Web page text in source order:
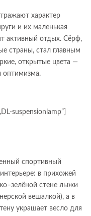
характер
и их маленькая
активный отдых. Сёрф,
страны, стал главным
открытые цвета —
оптимизма.
suspensionlamp”]
спортивный
в прихожей
стене лыжи
вешалкой), а в
украшает весло для